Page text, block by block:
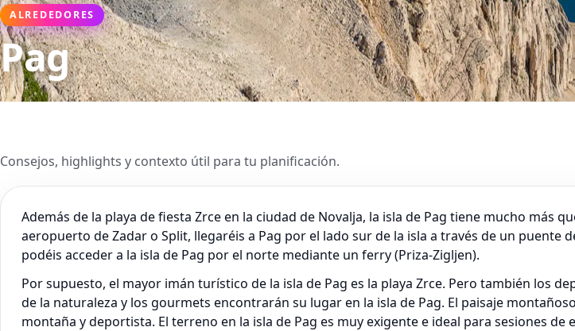
ALREDEDORES
Pag
Consejos, highlights y contexto útil para tu planificación.
Además de la playa de fiesta Zrce en la ciudad de Novalja, la isla de Pag tiene mucho más
aeropuerto de Zadar o Split, llegaréis a Pag por el lado sur de la isla a través de un puente
podéis acceder a la isla de Pag por el norte mediante un ferry (Priza-Zigljen).
Por supuesto, el mayor imán turístico de la isla de Pag es la playa Zrce. Pero también los
de la naturaleza y los gourmets encontrarán su lugar en la isla de Pag. El paisaje
montaña y deportista. El terreno en la isla de Pag es muy exigente e ideal para sesiones